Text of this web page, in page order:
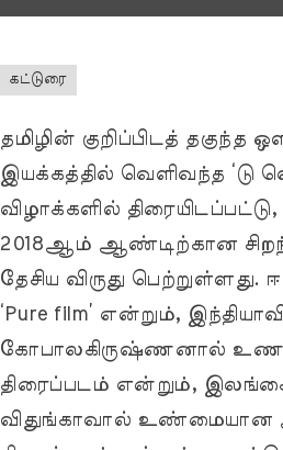
கட்டுரை
தமிழின் குறிப்பிடத்
இயக்கத்தில் வெளிவந்த ‘டு
விழாக்களில்
2018ஆம் ஆண்டிற்கான
தேசிய விருது
‘Pure film’ என்றும்,
கோபாலகிருஷ்ணனால்
திரைப்படம் என்றும்,
விதுங்காவால் உண்மையான